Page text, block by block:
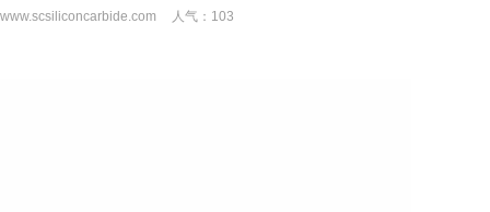
人气： 103